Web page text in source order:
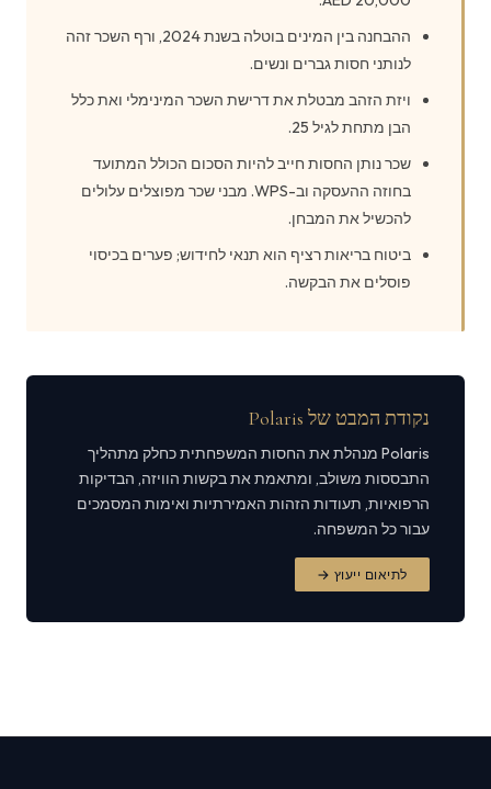
ההבחנה בין המינים בוטלה בשנת 2024, ורף השכר זהה
לנותני חסות גברים ונשים.
ויזת הזהב מבטלת את דרישת השכר המינימלי ואת כלל
הבן מתחת לגיל 25.
שכר נותן החסות חייב להיות הסכום הכולל המתועד
בחוזה ההעסקה וב-WPS. מבני שכר מפוצלים עלולים
להכשיל את המבחן.
ביטוח בריאות רציף הוא תנאי לחידוש; פערים בכיסוי
פוסלים את הבקשה.
נקודת המבט של Polaris
Polaris מנהלת את החסות המשפחתית כחלק מתהליך
התבססות משולב, ומתאמת את בקשות הוויזה, הבדיקות
הרפואיות, תעודות הזהות האמירתיות ואימות המסמכים
עבור כל המשפחה.
לתיאום ייעוץ →